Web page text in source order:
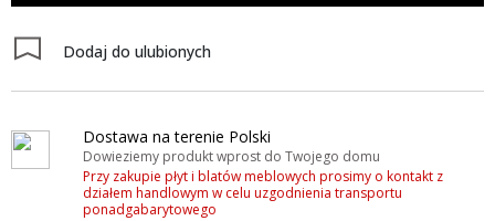
Dodaj do ulubionych
Dostawa na terenie Polski
Dowieziemy produkt wprost do Twojego domu
Przy zakupie płyt i blatów meblowych prosimy o kontakt z
działem handlowym w celu uzgodnienia transportu
ponadgabarytowego